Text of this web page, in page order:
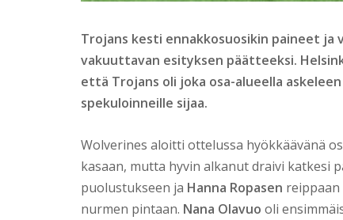
Trojans kesti ennakkosuosikin paineet
vakuuttavan esityksen päätteeksi.
että Trojans oli joka osa-alueella
spekuloinneille sijaa.
Wolverines aloitti ottelussa hyökkäävänä
kasaan, mutta hyvin alkanut draivi katkesi
puolustukseen ja Hanna Ropasen
nurmen pintaan. Nana Olavuo oli